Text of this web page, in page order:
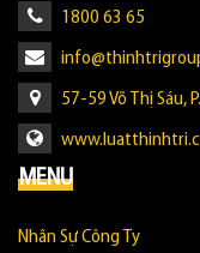
1800 63 65
57-59 Võ Thị Sáu,
MENU
Nhân Sự Công Ty